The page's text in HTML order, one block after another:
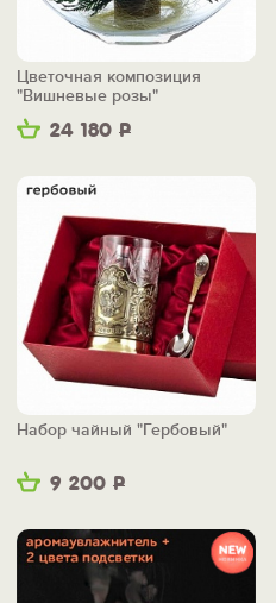
24 180 Р
Цветочная композиция
"Вишневые розы"
9 200 Р
Набор чайный "Гербовый"